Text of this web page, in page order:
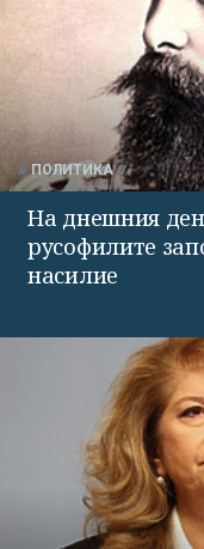
ПОЛИТИКА
На днешния
русофилите
насилие